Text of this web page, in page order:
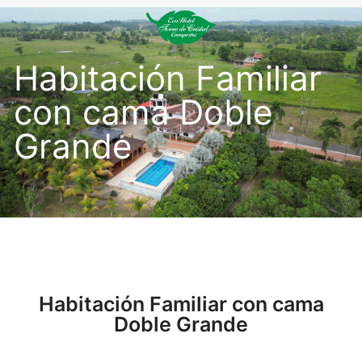
Habitación Familiar
con cama Doble
Grande
Habitación Familiar con cama
Doble Grande